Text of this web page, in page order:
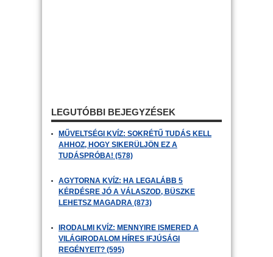
LEGUTÓBBI BEJEGYZÉSEK
MŰVELTSÉGI KVÍZ: SOKRÉTŰ TUDÁS KELL
AHHOZ, HOGY SIKERÜLJÖN EZ A
TUDÁSPRÓBA! (578)
AGYTORNA KVÍZ: HA LEGALÁBB 5
KÉRDÉSRE JÓ A VÁLASZOD, BÜSZKE
LEHETSZ MAGADRA (873)
IRODALMI KVÍZ: MENNYIRE ISMERED A
VILÁGIRODALOM HÍRES IFJÚSÁGI
REGÉNYEIT? (595)